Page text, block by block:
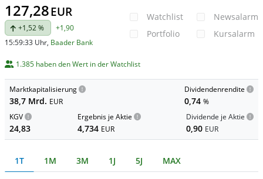
127,28EUR
+1,52 %
+1,90
15:59:33 Uhr, Baader Bank
Watchlist
Portfolio
Newsalarm
Kursalarm
1.385 haben den Wert in der Watchlist
Marktkapitalisierung
38,7 Mrd. EUR
Dividendenrendite
0,74 %
KGV
24,83
Ergebnis je Aktie
4,734 EUR
Dividende je Aktie
0,90 EUR
1T 1M 3M 1J 5J MAX